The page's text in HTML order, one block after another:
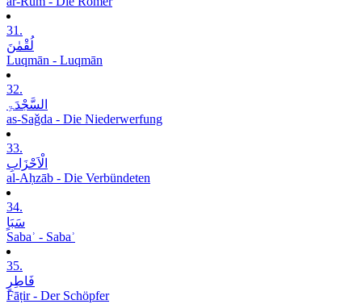
31.
لُقْمٰنَ
Luqmān - Luqmān
32.
السَّجْدَۃِ
as-Saǧda - Die Niederwerfung
33.
الْاَحْزَابِ
al-Aḥzāb - Die Verbündeten
34.
سَبَاٍ
Sabaʾ - Sabaʾ
35.
فَاطِرٍ
Fāṭir - Der Schöpfer